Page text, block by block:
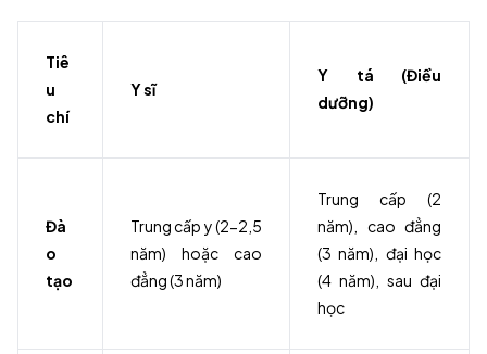
Tiê
u
chí
Y sĩ
Y tá (Điều
dưỡng)
Đà
o
tạo
Trung cấp y (2-2,5
năm) hoặc cao
đẳng (3 năm)
Trung cấp (2
năm), cao đẳng
(3 năm), đại học
(4 năm), sau đại
học